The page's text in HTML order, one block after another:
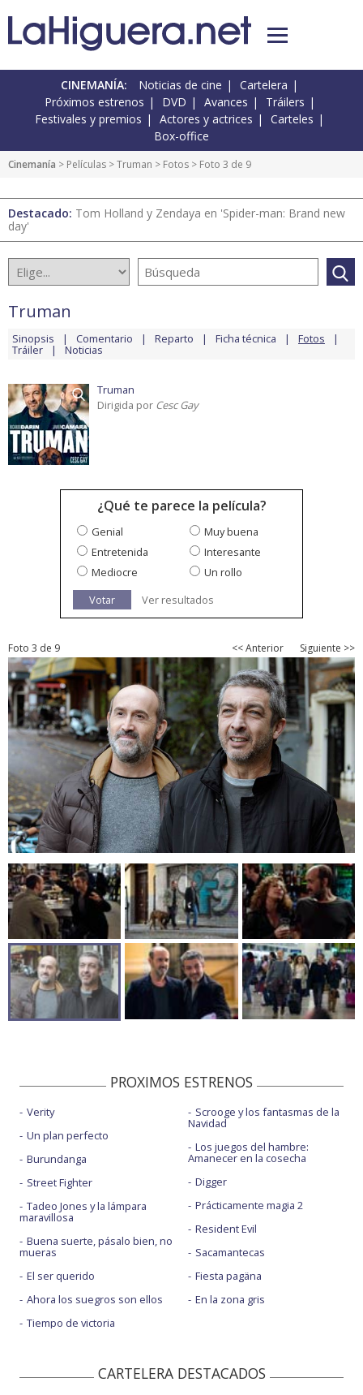
CINEMANÍA: Noticias de cine
Cartelera
Próximos estrenos
DVD Avances
Tráilers
Festivales y premios
Actores y actrices
Carteles
Box-office
Cinemanía > Películas >Truman > Fotos > Foto 3 de 9
Destacado: Tom Holland y Zendaya en 'Spider-man: Brand new
day'
Truman
Sinopsis Comentario Reparto Ficha técnica Fotos
Tráiler Noticias
Truman
Dirigida por Cesc Gay
¿Qué te parece la película?
Genial
Muy buena
Entretenida
Interesante
Mediocre
Un rollo
Votar
Ver resultados
Foto 3 de 9 << Anterior Siguiente >>
PROXIMOS ESTRENOS
Verity
Un plan perfecto
Burundanga
Street Fighter
Tadeo Jones y la lámpara
maravillosa
Buena suerte, pásalo bien, no
mueras
El ser querido
Ahora los suegros son ellos
Tiempo de victoria
Scrooge y los fantasmas de la
Navidad
Los juegos del hambre:
Amanecer en la cosecha
Digger
Prácticamente magia 2
Resident Evil
Sacamantecas
Fiesta pagäna
En la zona gris
CARTELERA DESTACADOS